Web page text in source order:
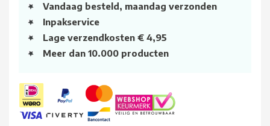
Vandaag besteld, maandag verzonden
Inpakservice
Lage verzendkosten € 4,95
Meer dan 10.000 producten